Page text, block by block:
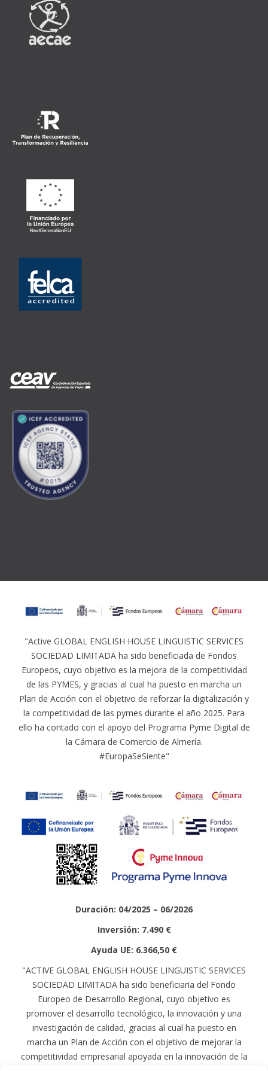
"Active GLOBAL ENGLISH HOUSE LINGUISTIC SERVICES
SOCIEDAD LIMITADA ha sido beneficiada de Fondos
Europeos, cuyo objetivo es la mejora de la competitividad
de las PYMES, y gracias al cual ha puesto en marcha un
Plan de Acción con el objetivo de reforzar la digitalización y
la competitividad de las pymes durante el año 2025. Para
ello ha contado con el apoyo del Programa Pyme Digital de
la Cámara de Comercio de Almería.
#EuropaSeSiente"
Duración: 04/2025 – 06/2026
Inversión: 7.490 €
Ayuda UE: 6.366,50 €
"ACTIVE GLOBAL ENGLISH HOUSE LINGUISTIC SERVICES
SOCIEDAD LIMITADA ha sido beneficiaria del Fondo
Europeo de Desarrollo Regional, cuyo objetivo es
promover el desarrollo tecnológico, la innovación y una
investigación de calidad, gracias al cual ha puesto en
marcha un Plan de Acción con el objetivo de mejorar la
competitividad empresarial apoyada en la innovación de la